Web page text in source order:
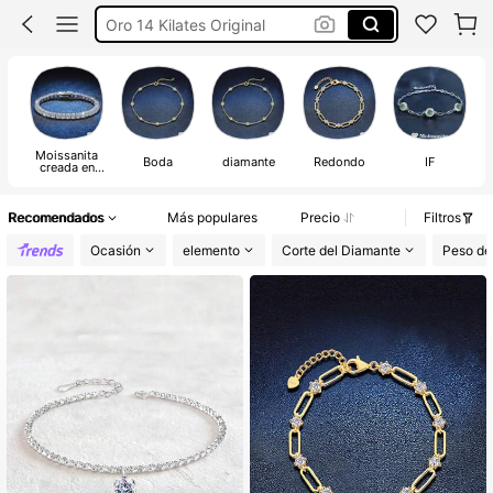
Oro 14 Kilates Original
Xujia
Moissanita
creada en Boda diamante Redondo IF
Recomendados Más populares Precio
Filtros
Ocasión
elemento Corte del Diamante Peso